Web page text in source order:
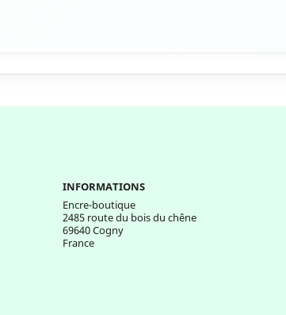
INFORMATIONS
Encre-boutique
2485 route du bois du chêne
69640 Cogny
France